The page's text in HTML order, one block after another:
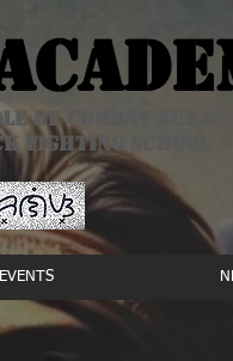
de combat aux
fighting school
EVENTS